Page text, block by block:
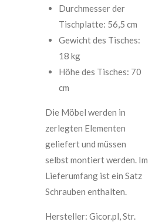
Durchmesser der
Tischplatte: 56,5 cm
Gewicht des Tisches:
18 kg
Höhe des Tisches: 70
cm
Die Möbel werden in
zerlegten Elementen
geliefert und müssen
selbst montiert werden. Im
Lieferumfang ist ein Satz
Schrauben enthalten.
Hersteller: Gicor.pl, Str.